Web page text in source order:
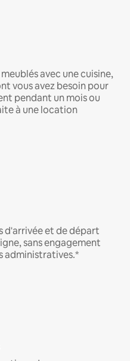
avec une cuisine,
vous avez besoin pour
pendant un mois ou
à une location
d'arrivée et de départ
sans engagement
administratives.*